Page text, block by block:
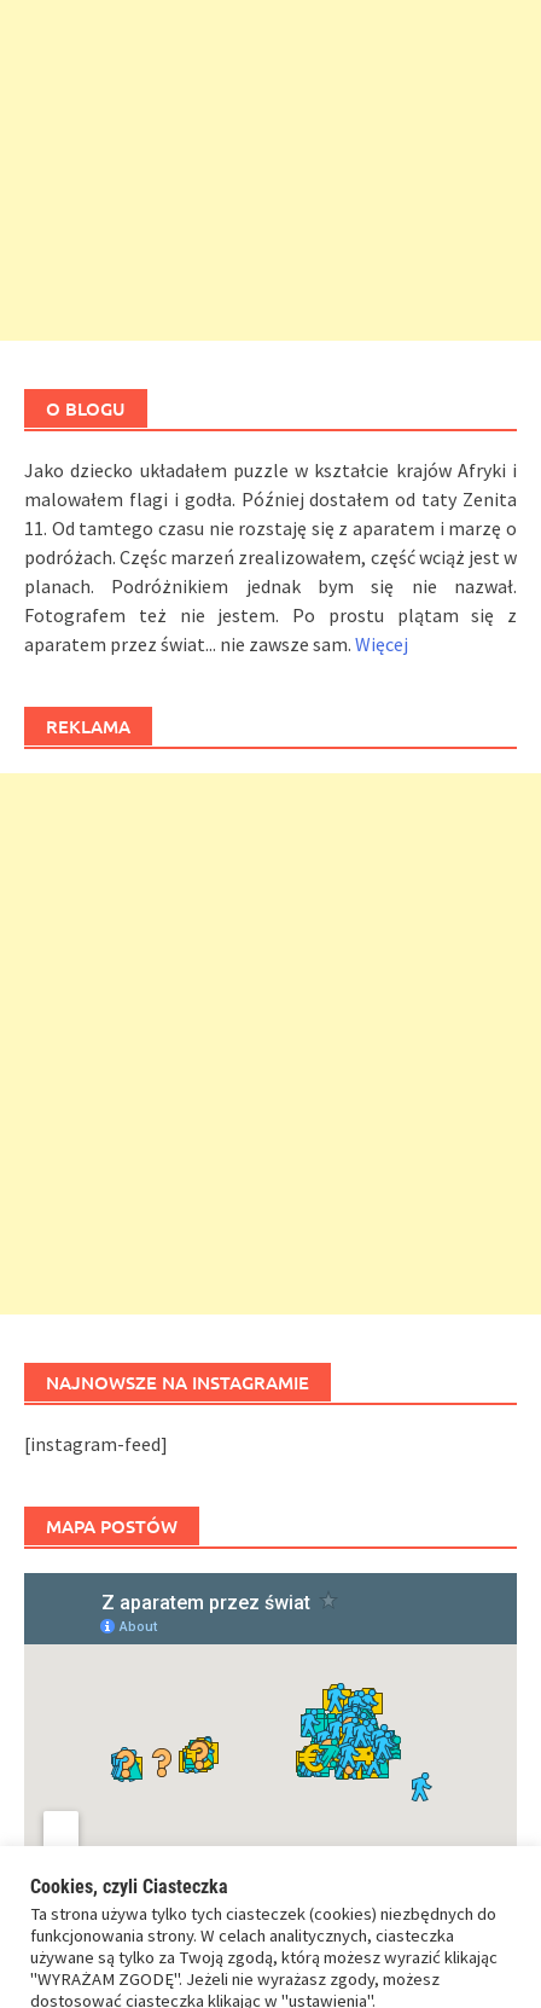
O BLOGU
Jako dziecko układałem puzzle w kształcie krajów Afryki i
malowałem flagi i godła. Później dostałem od taty Zenita
11. Od tamtego czasu nie rozstaję się z aparatem i marzę o
podróżach. Częśc marzeń zrealizowałem, część wciąż jest w
planach. Podróżnikiem jednak bym się nie nazwał.
Fotografem też nie jestem. Po prostu plątam się z
aparatem przez świat... nie zawsze sam. Więcej
REKLAMA
NAJNOWSZE NA INSTAGRAMIE
[instagram-feed]
MAPA POSTÓW
Cookies, czyli Ciasteczka
Ta strona używa tylko tych ciasteczek (cookies) niezbędnych do
funkcjonowania strony. W celach analitycznych, ciasteczka
używane są tylko za Twoją zgodą, którą możesz wyrazić klikając
"WYRAŻAM ZGODĘ". Jeżeli nie wyrażasz zgody, możesz
dostosować ciasteczka klikając w "ustawienia".